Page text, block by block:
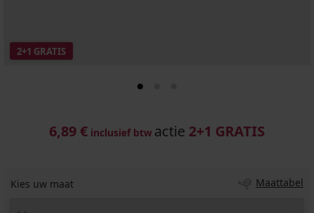
2+1 GRATIS
6,89 € inclusief btw actie 2+1 GRATIS
Kies uw maat Maattabel